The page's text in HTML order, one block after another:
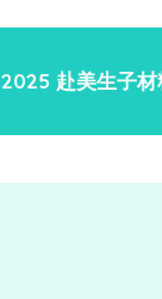
2025 赴美生子材